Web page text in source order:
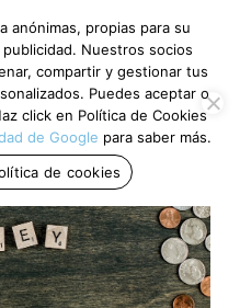
anónimas, propias para su
Nuestros socios
compartir y gestionar tus
Puedes aceptar o
click en Política de Cookies
de Google para saber más.
de cookies